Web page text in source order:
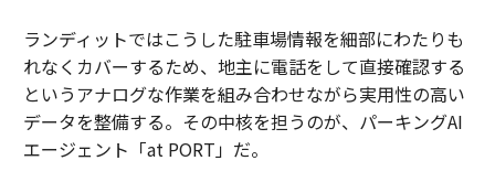
ランディットではこうした駐車場情報を細部にわたりも
れなくカバーするため、地主に電話をして直接確認する
というアナログな作業を組み合わせながら実用性の高い
データを整備する。その中核を担うのが、パーキングAI
エージェント「at PORT」だ。